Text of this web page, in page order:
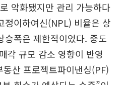
악화됐지만 관리 가능하다
정이하여신(NPL) 비율은 상
승폭은 제한적이었다. 중도
각 규모 감소 영향이 반영
산 프로젝트파이낸싱(PF)